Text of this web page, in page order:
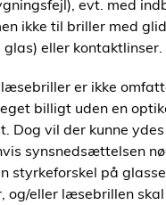
evt. med
ikke til briller med
glas) eller kontaktlinser.
er ikke
billigt uden en
Dog vil der kunne
synsnedsættelsen
styrkeforskel på
og/eller læsebrillen